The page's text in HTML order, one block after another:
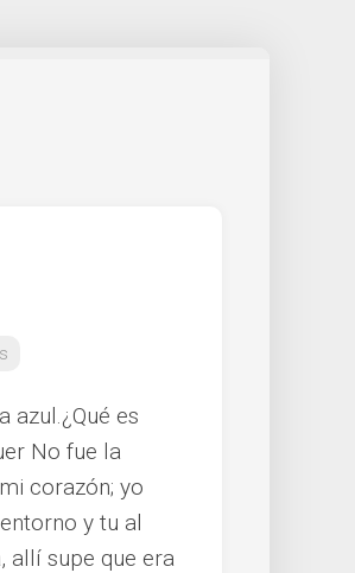
azul.¿Qué es
No fue la
corazón; yo
y tu al
allí supe que era